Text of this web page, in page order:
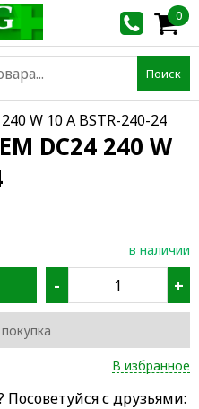
0
Поиск
W 10 A BSTR-240-24
DC24 240 W
в наличии
- +
В избранное
с друзьями: